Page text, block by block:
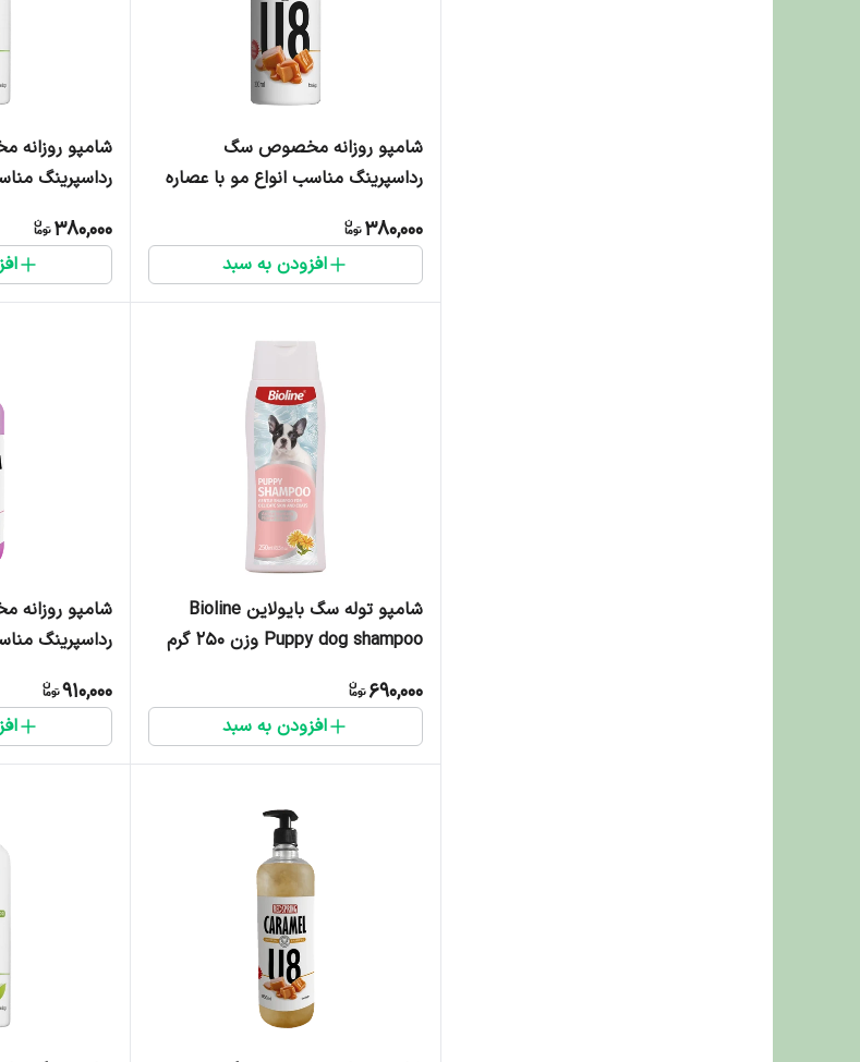
شامپو روزانه مخصوص سگ
رداسپرینگ مناسب انواع مو با عصاره
380,000
افزودن به سبد
شامپو
رداسپرینگ
380,000
شامپو توله سگ بایولاین Bioline
Puppy dog shampoo وزن ۲۵۰ گرم
690,000
افزودن به سبد
شامپو
رداسپرینگ
910,000